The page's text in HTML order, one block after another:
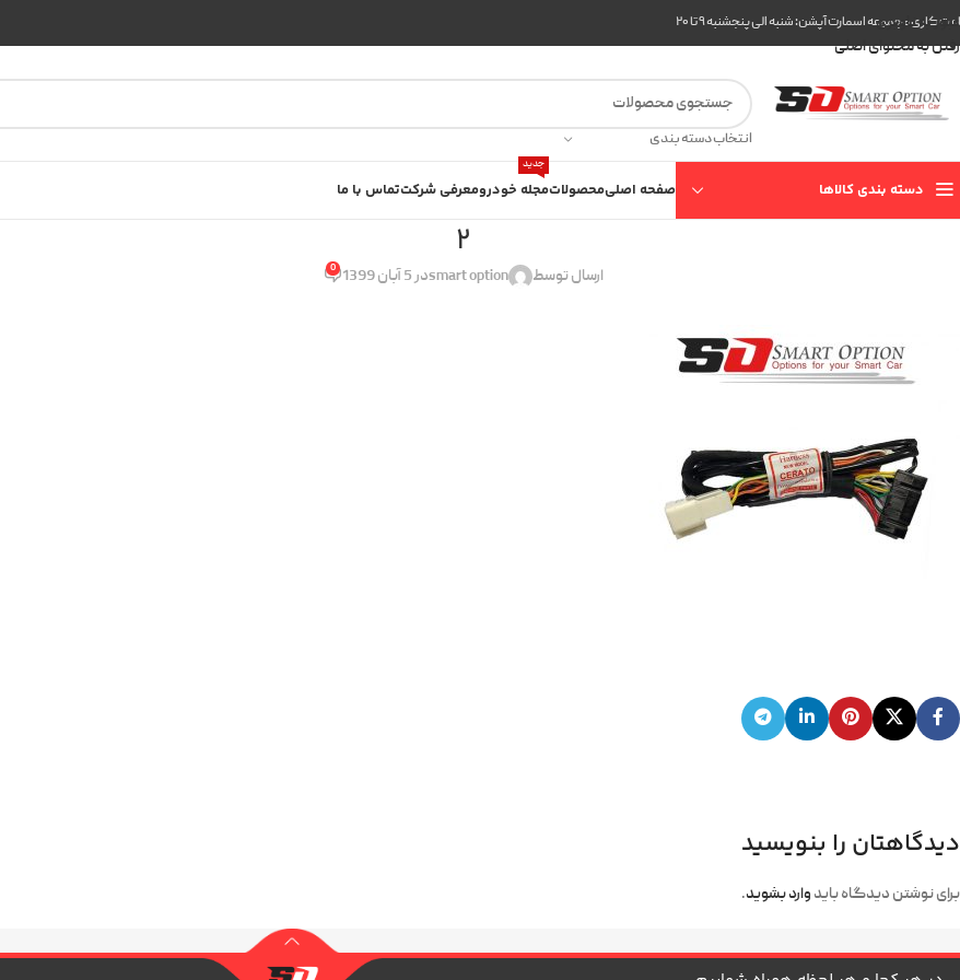
عبور به ناوبری
رفتن به محتوای اصلی
کاری مجموعه اسمارت آپشن: شنبه الی پنجشنبه ۹ تا ۲۰
انتخاب دسته بندی
دسته بندی کالاها صفحه اصلیمحصولاتمجله خودرو
جدید
معرفی شرکتتماس با ما
2
ارسال توسط smart optionدر 5 آبان 1399 0
دیدگاهتان را بنویسید
برای نوشتن دیدگاه باید وارد بشوید.